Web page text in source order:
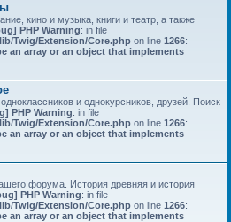
кино и музыка, книги и театр, а также
PHP Warning: in file
Twig/Extension/Core.php on line 1266:
an array or an object that implements
и однокурсников, друзей. Поиск
PHP Warning: in file
Twig/Extension/Core.php on line 1266:
an array or an object that implements
форума. История древняя и история
PHP Warning: in file
Twig/Extension/Core.php on line 1266:
an array or an object that implements